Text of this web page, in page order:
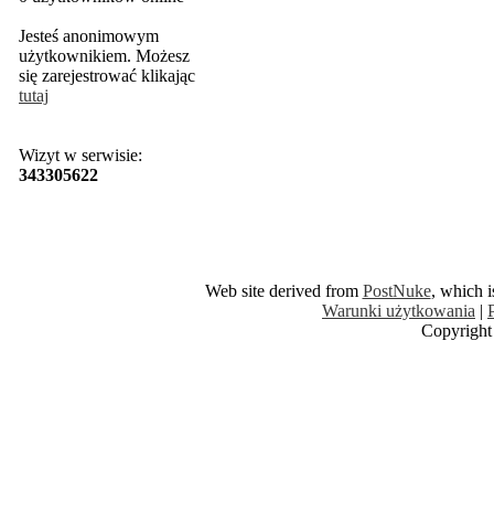
Jesteś anonimowym
użytkownikiem. Możesz
się zarejestrować klikając
tutaj
Wizyt w serwisie:
343305622
Web site derived from PostNuke, which
Warunki użytkowania |